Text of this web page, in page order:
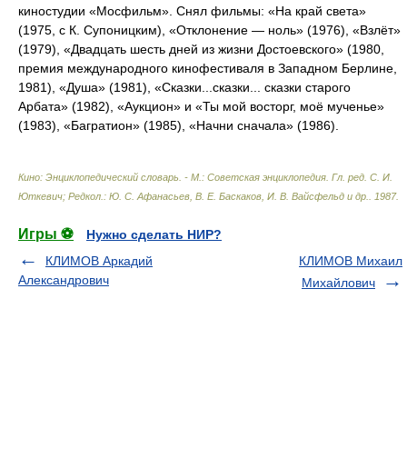
киностудии «Мосфильм». Снял фильмы: «На край света»
(1975, с К. Супоницким), «Отклонение — ноль» (1976), «Взлёт»
(1979), «Двадцать шесть дней из жизни Достоевского» (1980,
премия международного кинофестиваля в Западном Берлине,
1981), «Душа» (1981), «Сказки...сказки... сказки старого
Арбата» (1982), «Аукцион» и «Ты мой восторг, моё мученье»
(1983), «Багратион» (1985), «Начни сначала» (1986).
Кино: Энциклопедический словарь. - М.: Советская энциклопедия Гл. ред. С. И.
Юткевич; Редкол.: Ю. С. Афанасьев, В. Е. Баскаков, И. В. Вайсфельд и др.
1987.
Игры ⚽
Нужно сделать НИР?
КЛИМОВ Аркадий
Александрович
КЛИМОВ Михаил
Михайлович